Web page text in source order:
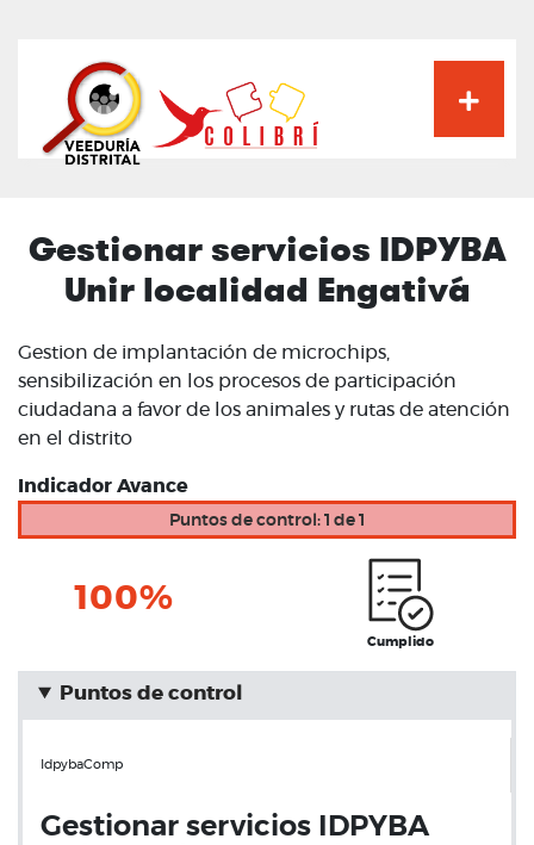
principal
Gestionar servicios IDPYBA
Unir localidad Engativá
Gestion de implantación de microchips,
sensibilización en los procesos de participación
ciudadana a favor de los animales y rutas de atención
en el distrito
Indicador Avance
Puntos de control: 1 de 1
100%
Cumplido
Puntos de control
IdpybaComp
Gestionar servicios IDPYBA